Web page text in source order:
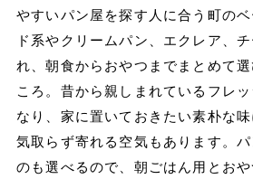
やすいパン屋を探す人に合う町の
ド系やクリームパン、エクレア、
れ、朝食からおやつまでまとめて
ころ。昔から親しまれているフレ
なり、家に置いておきたい素朴な味
気取らず寄れる空気もあります。
のも選べるので、朝ごはん用とお